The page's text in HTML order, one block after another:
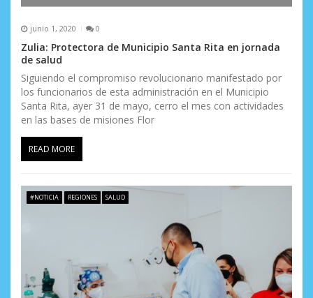
junio 1, 2020 0
Zulia: Protectora de Municipio Santa Rita en jornada
de salud
Siguiendo el compromiso revolucionario manifestado por
los funcionarios de esta administración en el Municipio
Santa Rita, ayer 31 de mayo, cerro el mes con actividades
en las bases de misiones Flor
READ MORE
#NOTICIA REGIONES SALUD